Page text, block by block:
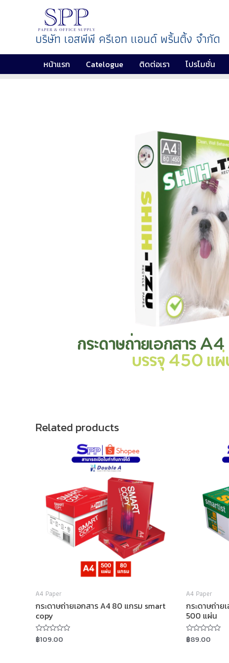
บริษัท เอสพีพี ครีเอท แอนด์ พริ้นติ้ง จำกัด
หน้าแรก Catelogue ติดต่อเรา โปรโมชั่น
Related products
A4 Paper
กระดาษถ่ายเอกสาร A4 80 แกรม smart
copy
Rated
0
฿109.00
A4 Paper
กระดาษถ่าย
500 แผ่น
Rated
0
฿89.00